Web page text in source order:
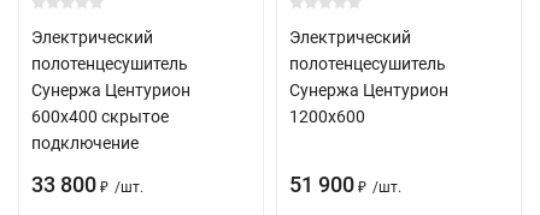
Электрический
полотенцесушитель
Сунержа Центурион
600х400 скрытое
подключение
33 800 ₽ /шт.
Электрический
полотенцесушитель
Сунержа Центурион
1200х600
51 900 ₽ /шт.